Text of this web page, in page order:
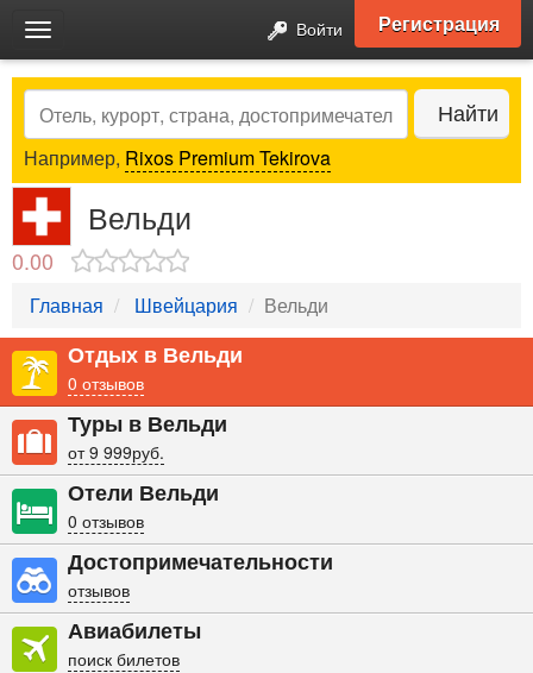
Toggle
navigation
Войти Регистрация
Search Найти
Например, Rixos Premium Tekirova
Вельди
0.00
Главная Швейцария Вельди
Отдых в Вельди
0 отзывов
Туры в Вельди
от 9 999руб.
Отели Вельди
0 отзывов
Достопримечательности
отзывов
Авиабилеты
поиск билетов